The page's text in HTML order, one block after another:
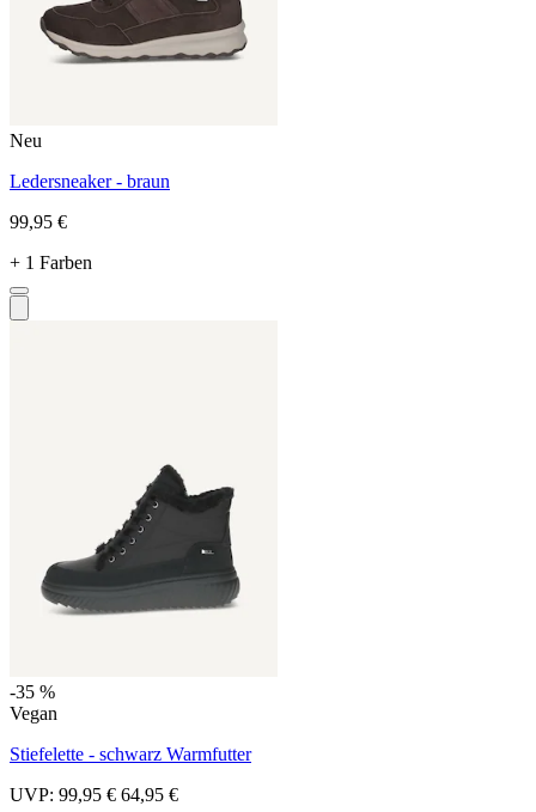
Neu
Ledersneaker - braun
99,95 €
+ 1 Farben
-35 %
Vegan
Stiefelette - schwarz Warmfutter
UVP: 99,95 € 64,95 €